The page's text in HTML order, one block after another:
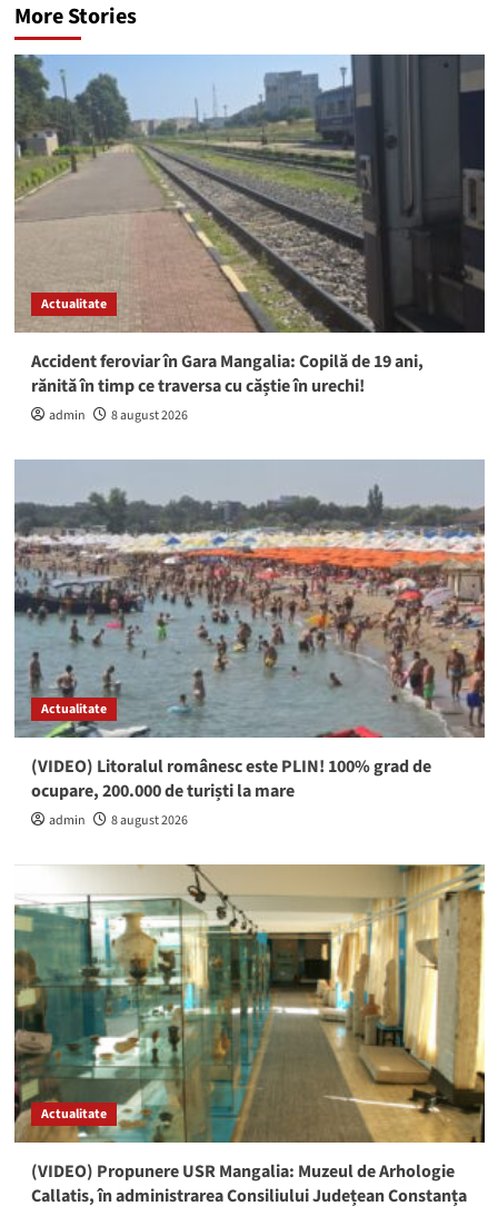
More Stories
Actualitate
Accident feroviar în Gara Mangalia: Copilă de 19 ani,
rănită în timp ce traversa cu căștie în urechi!
admin 8 august 2026
Actualitate
(VIDEO) Litoralul românesc este PLIN! 100% grad de
ocupare, 200.000 de turiști la mare
admin 8 august 2026
Actualitate
(VIDEO) Propunere USR Mangalia: Muzeul de Arhologie
Callatis, în administrarea Consiliului Județean Constanța